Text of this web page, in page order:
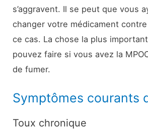
s’aggravent. Il se peut que vous
changer votre médicament contre
ce cas. La chose la plus
pouvez faire si vous avez la
de fumer.
Symptômes courants
Toux chronique